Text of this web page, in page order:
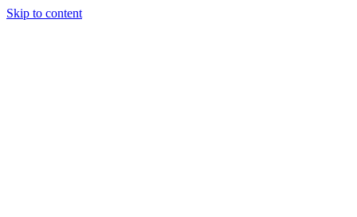
Skip to content